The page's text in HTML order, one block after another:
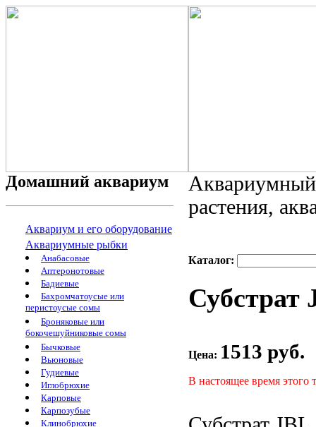
Домашний аквариум
Аквариум и его оборудование
Аквариумные рыбки
Анабасовые
Аптеронотовые
Бадиевые
Бахромчатоусые или
перистоусые сомы
Броняковые или
бокочешуйниковые сомы
Бычковые
Вьюновые
Гудиевые
Иглобрюхие
Карповые
Карпозубые
Клинобрюхие
растения,
Каталог:
Субстрат
Цена: 1513 руб.
В настоящее время этого